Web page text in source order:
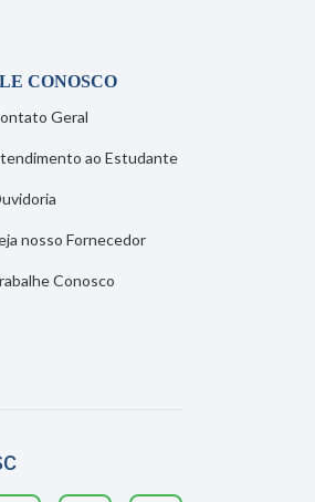
CONOSCO
Geral
ao Estudante
nosso Fornecedor
Conosco